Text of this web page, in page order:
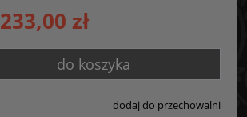
233,00 zł
do koszyka
dodaj do przechowalni